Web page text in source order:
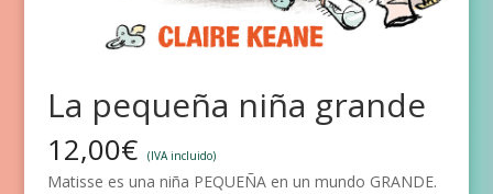
La pequeña niña grande
12,00€ (IVA incluido)
Matisse es una niña PEQUEÑA en un mundo GRANDE.